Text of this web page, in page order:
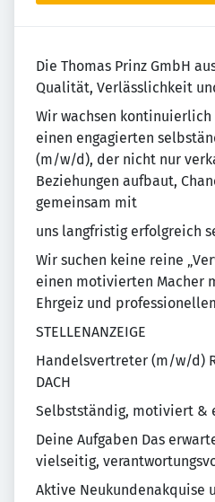
Die Thomas Prinz GmbH
Qualität, Verlässlichkeit
Wir wachsen
einen engagierten
(m/w/d), der nicht nur
Beziehungen aufbaut,
gemeinsam mit
uns langfristig erfolgreich
Wir suchen keine reine
einen motivierten Macher
Ehrgeiz und
STELLENANZEIGE
Handelsvertreter (m/w/d)
DACH
Selbstständig, motiviert &
Deine Aufgaben Das
vielseitig,
Aktive Neukundenakquise